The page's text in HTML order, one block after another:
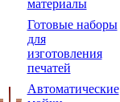
материалы
Готовые наборы
для
изготовления
печатей
Автоматические